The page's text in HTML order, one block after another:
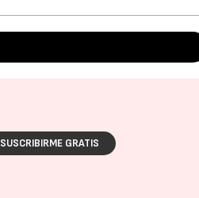
SUSCRIBIRME GRATIS